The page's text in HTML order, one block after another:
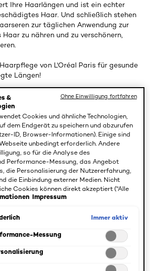
Ihre Haarlängen und ist ein echter
Haar. Und schließlich stehen
zur täglichen Anwendung zur
zu nähren und zu verschönern,
von L'Oréal Paris für gesunde
Längen!
4 Ergebnis(se)
SPEZIFIZIEREN (1)
&
Cookies und ähnliche Technologien,
dem Endgerät zu speichern und abzurufen
ID, Browser-Informationen). Einige sind
unbedingt erforderlich. Andere
so für die Analyse des
Performance-Messung, das Angebot
die Personalisierung der Nutzererfahrung,
die Einbindung externer Medien. Nicht
Cookies können direkt akzeptiert ("Alle
("Ohne Einwilligung fortfahren")
speicherbar ("Auswahl speichern"). Die
weitere Informationen s. unsere
Impressum
Immer aktiv
Messung
Ohne Einwilligung fortfahren